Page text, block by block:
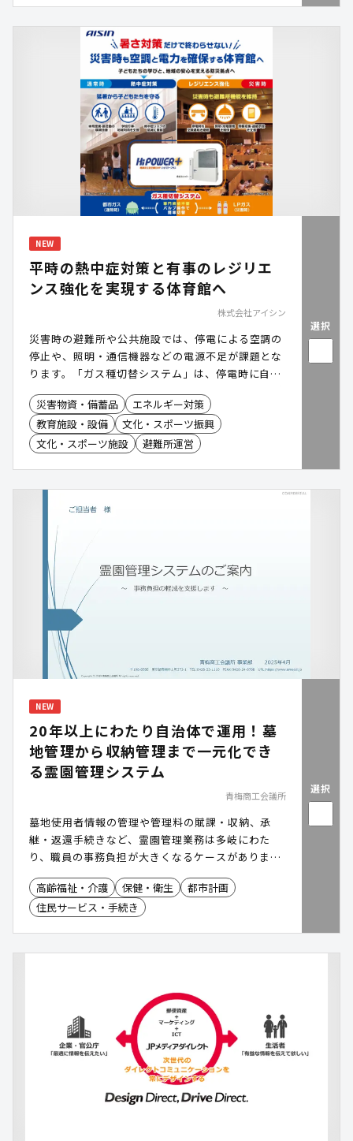
習・啓発施設でのプログラムなどで採用され、多く
の子ども達に体験いただいています。 自分だけのア
ップサイクルキーホルダーとともに、環境への学び
を家庭に持ち帰ることで、日常生活での波及効果も
期待できます。
NEW
平時の熱中症対策と有事のレジリエ
ンス強化を実現する体育館へ
株式会社アイシン
災害時の避難所や公共施設では、停電による空調の
停止や、照明・通信機器などの電源不足が課題とな
ります。「ガス種切替システム」は、停電時に自立
発電運転を行い、空調に加えて照明や通信機器など
へ電力を供給できる電源自立型空調です。さらに、
都市ガスの供給が停止した場合には、LPガスへ切り
替えて運転を継続することが可能です。災害時にお
災害物資・備蓄品
エネルギー対策
教育施設・設備
文化・スポーツ振興
文化・スポーツ施設
避難所運営
選択
NEW
20年以上にわたり自治体で運用！墓
地管理から収納管理まで一元化でき
る霊園管理システム
青梅商工会議所
墓地使用者情報の管理や管理料の賦課・収納、承
継・返還手続きなど、霊園管理業務は多岐にわた
り、職員の事務負担が大きくなるケースがありま
す。「霊園管理システム」は、20年以上にわたる自
治体運用実績をもとに、墓地管理から収納管理まで
を一元化し、霊園管理業務の効率化を支援します。
高齢福祉・介護 保健・衛生
都市計画
住民サービス・手続き
選択